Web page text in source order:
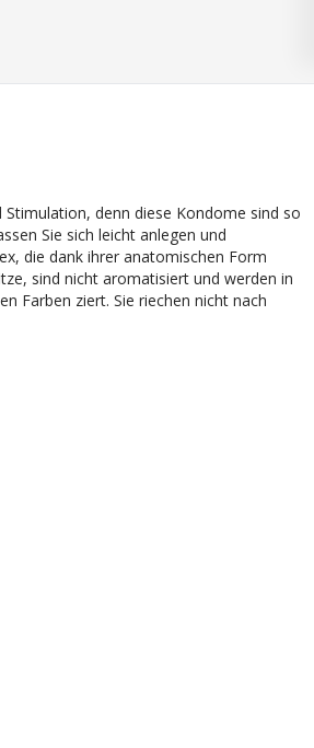
denn diese Kondome sind so
Sie sich leicht anlegen und
die dank ihrer anatomischen Form
sind nicht aromatisiert und werden in
Farben ziert. Sie riechen nicht nach